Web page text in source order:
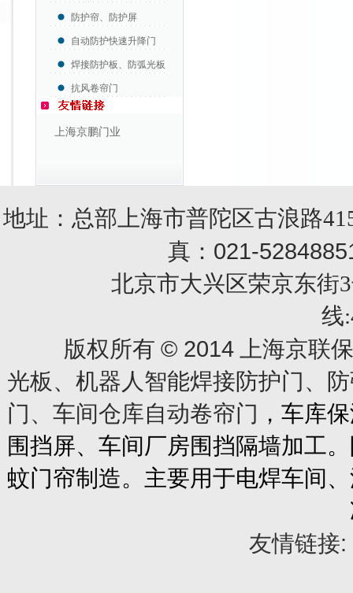
防护帘、防护屏
自动防护快速升降门
焊接防护板、防弧光板
抗风卷帘门
上海京鹏门业
地址：总部上海市普陀区古浪路
真： 021-
北京市大兴区荣京东街3
线
版权所有 © 2014上海京联
光板、机器人智能焊接防护门、
门、车间仓库自动卷帘门 ，车库
围挡屏、车间厂房围挡隔墙加工
蚊门帘制造。主要用于电焊车间
友情链接: